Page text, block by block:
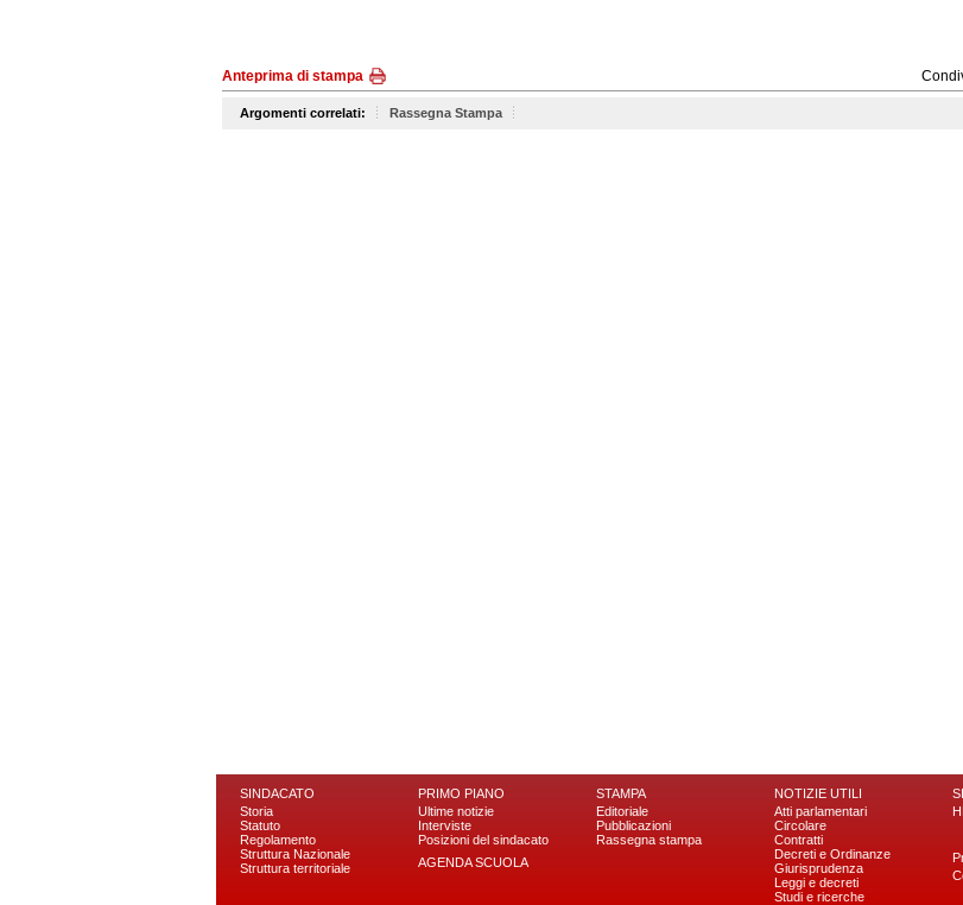
Anteprima di stampa
Argomenti correlati: Rassegna Stampa
SINDACATO
Storia
Statuto
Regolamento
Struttura Nazionale
Struttura territoriale
PRIMO PIANO
Ultime notizie
Interviste
Posizioni del sindacato
AGENDA SCUOLA
STAMPA
Editoriale
Pubblicazioni
Rassegna stampa
NOTIZIE UTILI
Atti parlamentari
Circolare
Contratti
Decreti e Ordinanze
Giurisprudenza
Leggi e decreti
Studi e ricerche